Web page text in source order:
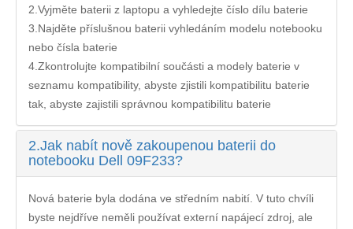
2.Vyjměte baterii z laptopu a vyhledejte číslo dílu baterie
3.Najděte příslušnou baterii vyhledáním modelu notebooku
nebo čísla baterie
4.Zkontrolujte kompatibilní součásti a modely baterie v
seznamu kompatibility, abyste zjistili kompatibilitu baterie
tak, abyste zajistili správnou kompatibilitu baterie
2.Jak nabít nově zakoupenou baterii do
notebooku Dell 09F233?
Nová baterie byla dodána ve středním nabití. V tuto chvíli
byste nejdříve neměli používat externí napájecí zdroj, ale